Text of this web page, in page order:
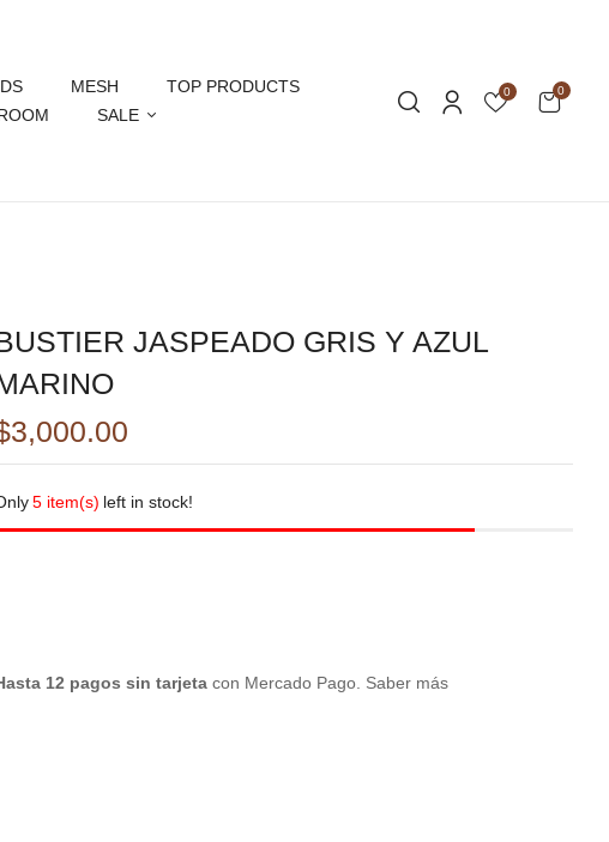
MESH
TOP PRODUCTS
SALE
0 0
JASPEADO GRIS Y AZUL
3,000.00
5 item(s) left in stock!
12 pagos sin tarjeta con Mercado Pago. Saber más